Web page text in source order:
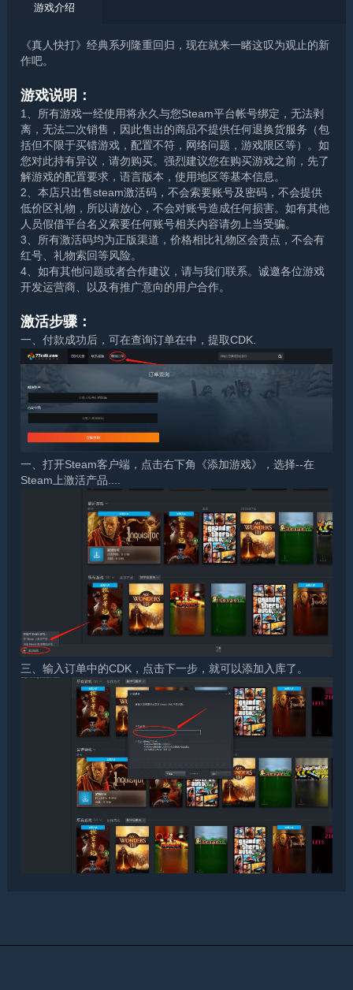
游戏介绍
《真人快打》经典系列隆重回归，现在就来一睹这叹为观止的新
作吧。
游戏说明：
1、所有游戏一经使用将永久与您Steam平台帐号绑定，无法剥
离，无法二次销售，因此售出的商品不提供任何退换货服务（包
括但不限于买错游戏，配置不符，网络问题，游戏限区等）。如
您对此持有异议，请勿购买。强烈建议您在购买游戏之前，先了
解游戏的配置要求，语言版本，使用地区等基本信息。
2、本店只出售steam激活码，不会索要账号及密码，不会提供
低价区礼物，所以请放心，不会对账号造成任何损害。如有其他
人员假借平台名义索要任何账号相关内容请勿上当受骗。
3、所有激活码均为正版渠道，价格相比礼物区会贵点，不会有
红号、礼物索回等风险。
4、如有其他问题或者合作建议，请与我们联系。诚邀各位游戏
开发运营商、以及有推广意向的用户合作。
激活步骤：
一、付款成功后，可在查询订单在中，提取CDK.
一、打开Steam客户端，点击右下角《添加游戏》，选择--在
Steam上激活产品....
三、输入订单中的CDK，点击下一步，就可以添加入库了。